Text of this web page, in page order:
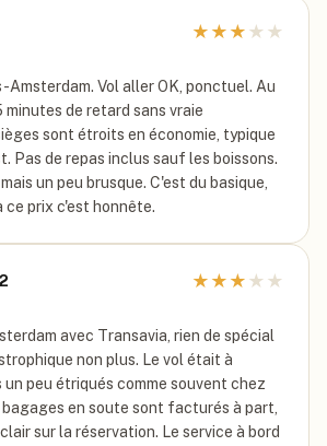
★ ★ ★ ★ ★
Vol aller OK, ponctuel. Au
minutes de retard sans vraie
sont étroits en économie, typique
Pas de repas inclus sauf les boissons.
un peu brusque. C'est du basique,
ce prix c'est honnête.
★ ★ ★ ★ ★
avec Transavia, rien de spécial
non plus. Le vol était à
un peu étriqués comme souvent chez
en soute sont facturés à part,
sur la réservation. Le service à bord